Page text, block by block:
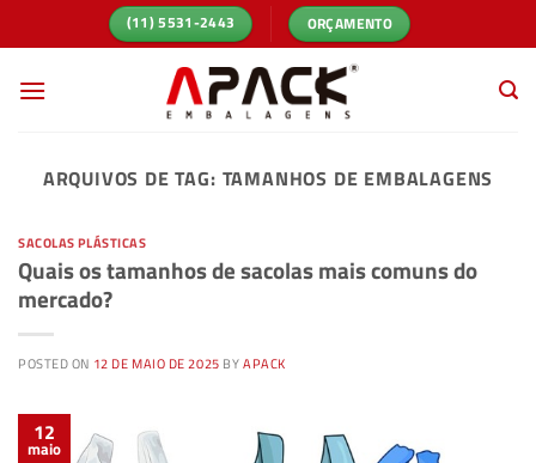
to
(11) 5531-2443 ORÇAMENTO
ARQUIVOS DE TAG: TAMANHOS DE EMBALAGENS
SACOLAS PLÁSTICAS
Quais os tamanhos de sacolas mais comuns do
mercado?
POSTED ON 12 DE MAIO DE 2025 BYAPACK
12
maio